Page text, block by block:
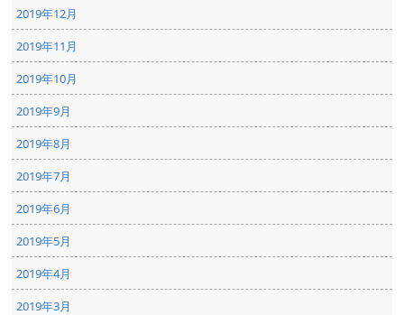
2019年12月
2019年11月
2019年10月
2019年9月
2019年8月
2019年7月
2019年6月
2019年5月
2019年4月
2019年3月